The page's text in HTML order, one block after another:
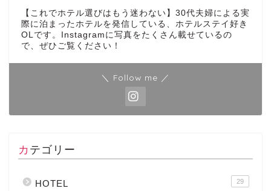
【これでホテル選びはもう迷わない】30代夫婦による実
際に泊まったホテルを発信している、ホテルステイ好き
OLです。Instagramに写真をたくさん載せているの
で、ぜひご覧ください！
＼ Follow me ／
カテゴリー
HOTEL 29